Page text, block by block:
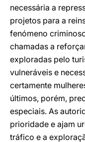
necessária a
projetos para a
fenómeno
chamadas a
exploradas pelo
vulneráveis e
certamente
últimos, porém,
especiais. As
prioridade e ajam
tráfico e a